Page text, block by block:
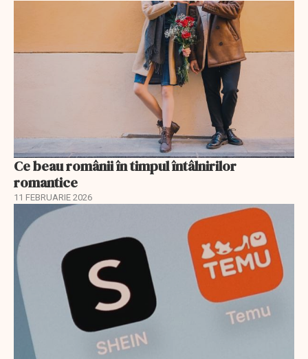
Ce beau românii în timpul întâlnirilor
romantice
11 FEBRUARIE 2026